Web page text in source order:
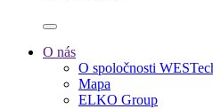
O nás
O spoločnosti
Mapa
ELKO Group